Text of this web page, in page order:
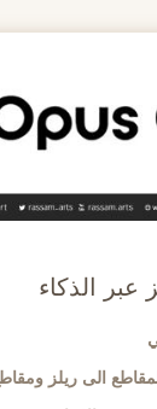
عبر الذكاء
الى ريلز